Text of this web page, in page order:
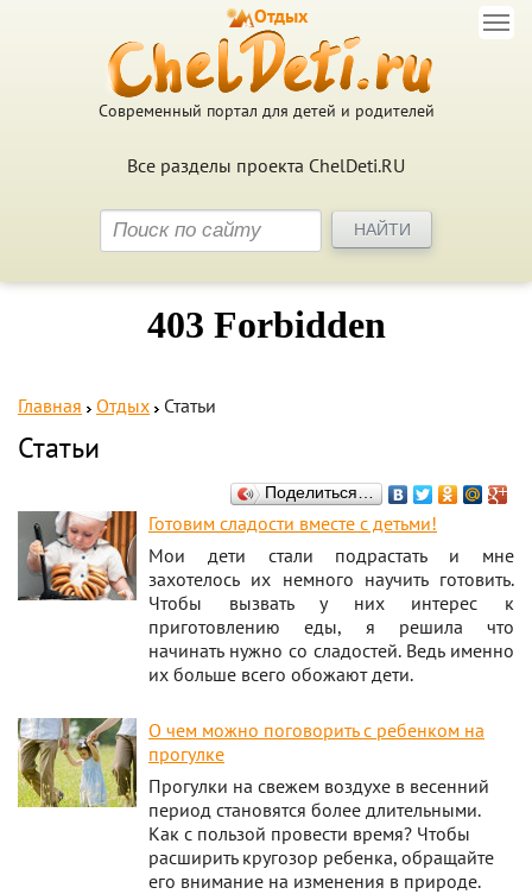
Современный портал для детей и родителей
Все разделы проекта ChelDeti.RU
Отдых
Главная Отдых Статьи
Статьи
Поделиться…
Готовим сладости вместе с детьми!
Мои дети стали подрастать и мне
захотелось их немного научить готовить.
Чтобы вызвать у них интерес к
приготовлению еды, я решила что
начинать нужно со сладостей. Ведь именно
их больше всего обожают дети.
О чем можно поговорить с ребенком на
прогулке
Прогулки на свежем воздухе в весенний
период становятся более длительными.
Как с пользой провести время? Чтобы
расширить кругозор ребенка, обращайте
его внимание на изменения в природе.